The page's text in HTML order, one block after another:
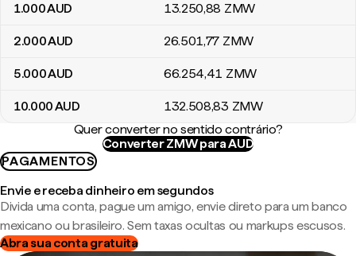
1.000AUD 13.250,88 ZMW
2.000AUD 26.501,77 ZMW
5.000AUD 66.254,41 ZMW
10.000AUD 132.508,83 ZMW
Quer converter no sentido contrário?
Converter ZMW para AUD
PAGAMENTOS
Envie e receba dinheiro em segundos
Divida uma conta, pague um amigo, envie direto para um banco
mexicano ou brasileiro. Sem taxas ocultas ou markups escusos.
Abra sua conta gratuita